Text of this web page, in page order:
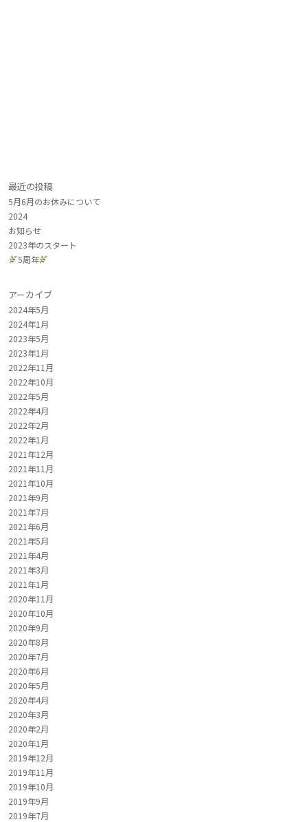
最近の投稿
5月6月のお休みについて
2024
お知らせ
2023年のスタート
5周年
アーカイブ
2024年5月
2024年1月
2023年5月
2023年1月
2022年11月
2022年10月
2022年5月
2022年4月
2022年2月
2022年1月
2021年12月
2021年11月
2021年10月
2021年9月
2021年7月
2021年6月
2021年5月
2021年4月
2021年3月
2021年1月
2020年11月
2020年10月
2020年9月
2020年8月
2020年7月
2020年6月
2020年5月
2020年4月
2020年3月
2020年2月
2020年1月
2019年12月
2019年11月
2019年10月
2019年9月
2019年7月